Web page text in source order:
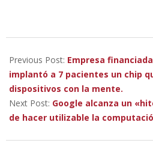
02-
28
Previous Post: Empresa
implantó a 7 pacientes un chip
dispositivos con la mente.
Next Post: Google alcanza un
de hacer utilizable la